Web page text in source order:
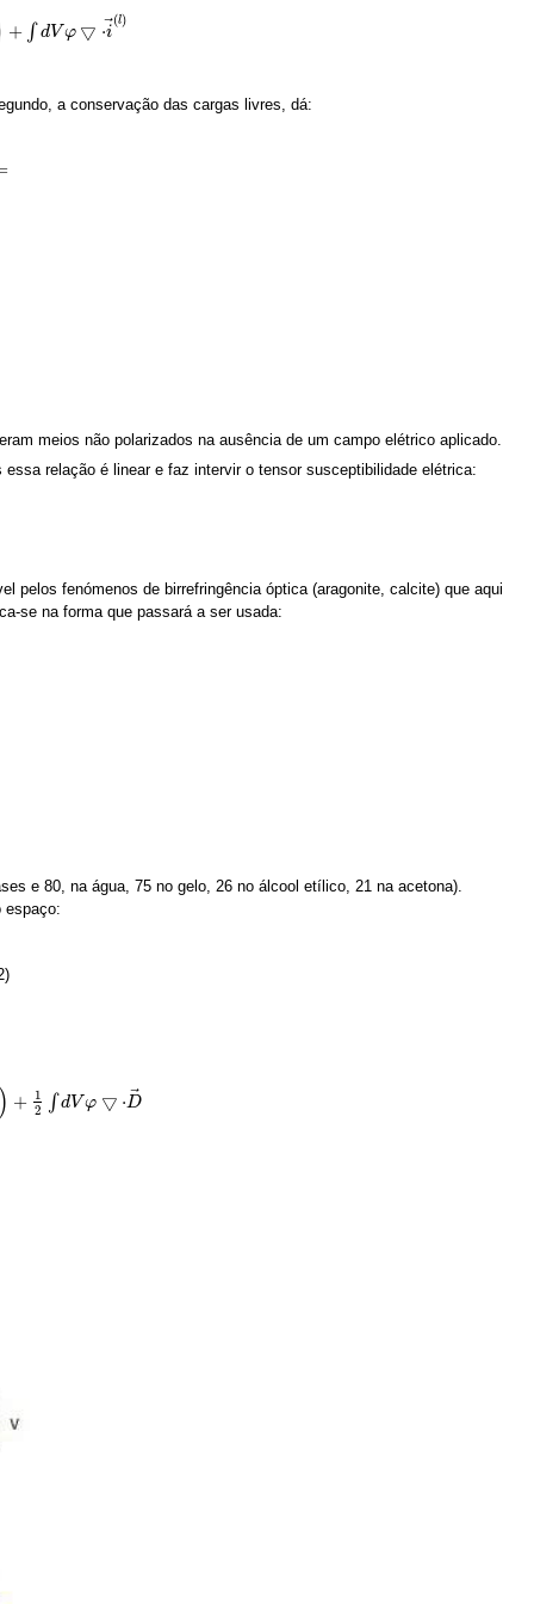
+ ∫ dV φ ▽ ⋅i⃗
(l)
a conservação das cargas livres, dá:
meios não polarizados na ausência de um campo elétrico aplicado.
relação é linear e faz intervir o tensor susceptibilidade elétrica:
pelos fenómenos de birrefringência óptica (aragonite, calcite) que aqui
se na forma que passará a ser usada:
e 80, na água, 75 no gelo, 26 no álcool etílico, 21 na acetona).
espaço:
) +
1
2
∫ dV φ ▽ ⋅D⃗